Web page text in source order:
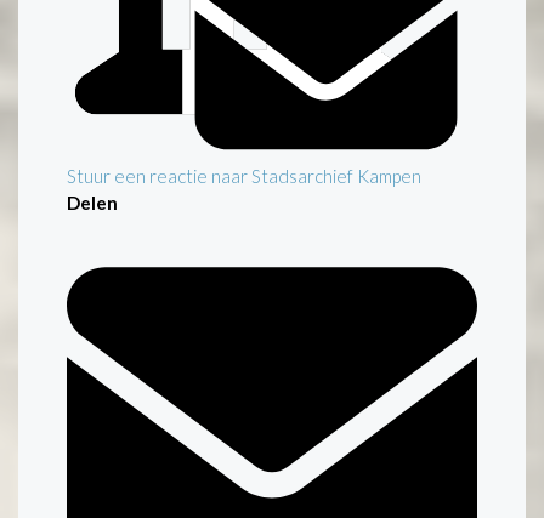
Stuur een reactie naar Stadsarchief Kampen
Delen